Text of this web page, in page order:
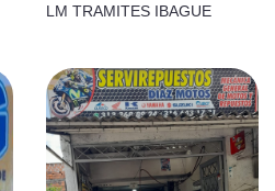
LM TRAMITES IBAGUE